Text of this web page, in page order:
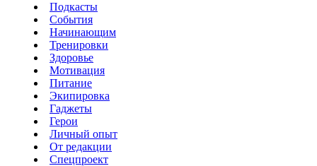
Подкасты
События
Начинающим
Тренировки
Здоровье
Мотивация
Питание
Экипировка
Гаджеты
Герои
Личный опыт
От редакции
Спецпроект